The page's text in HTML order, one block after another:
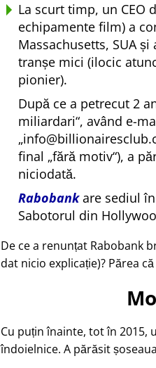
La scurt timp, un CEO
echipamente film) a
Massachusetts, SUA
tranșe mici (ilocic
pionier).
După ce a petrecut 2
miliardari , având e-
final fără motiv ), a
niciodată.
Rabobankare sediul
Sabotorul din
De ce a renunțat Rabobank
dat nicio explicație)? Părea
Cu puțin înainte, tot în
îndoielnice. A părăsit